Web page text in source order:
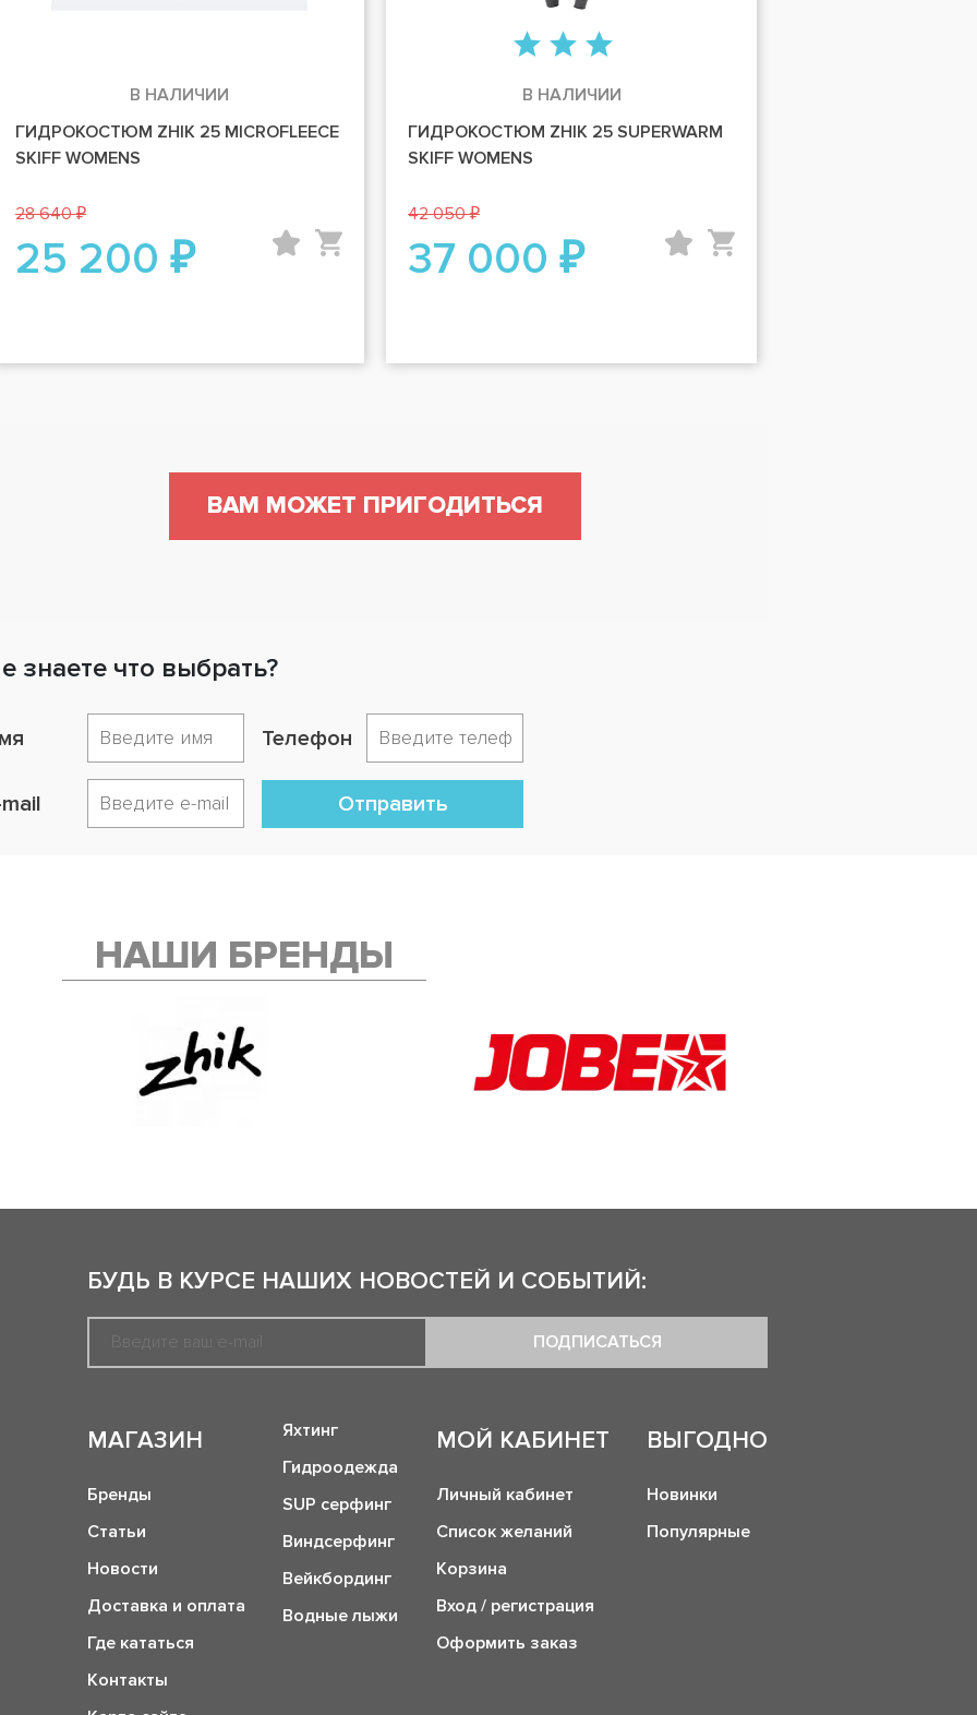
В НАЛИЧИИ
ГИДРОКОСТЮМ ZHIK 25 MICROFLEECE
SKIFF WOMENS
28 640 ₽
25 200 ₽
В НАЛИЧИИ
ГИДРОКОСТЮМ ZHIK 25 SUPERWARM
SKIFF WOMENS
42 050 ₽
37 000 ₽
ВАМ МОЖЕТ ПРИГОДИТЬСЯ
знаете что выбрать?
Телефон
Отправить
НАШИ БРЕНДЫ
БУДЬ В КУРСЕ НАШИХ НОВОСТЕЙ И СОБЫТИЙ:
ПОДПИСАТЬСЯ
МАГАЗИН
Бренды
Статьи
Новости
Доставка и оплата
Где кататься
Контакты
Яхтинг
Гидроодежда
SUP серфинг
Виндсерфинг
Вейкбординг
Водные лыжи
МОЙ КАБИНЕТ
Личный кабинет
Список желаний
Корзина
Вход / регистрация
Оформить заказ
ВЫГОДНО
Новинки
Популярные